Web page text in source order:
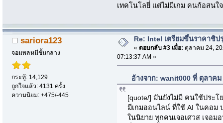
เทคโนโลยี่ แต่ไม่มีเกม คนก้อสน
sariora123
จอมพลหมีชั้นกลาง
กระทู้: 14,129
ถูกใจแล้ว: 4131 ครั้ง
ความนิยม: +475/-445
Re: Intel เตรียมขึ้นราคาชิป
« ตอบกลับ #3 เมื่อ: ตุลาคม 24,
07:13:37 AM »
อ้างจาก: wanit000 ที่ ตุลาคม
[quote/] มันยังไม่มี คนใช้ประโ
มีเกมออนไลน์ ที่ใช้ AI ในคอม
ในนิยาย ทุกคนเจอเศวส เจอม